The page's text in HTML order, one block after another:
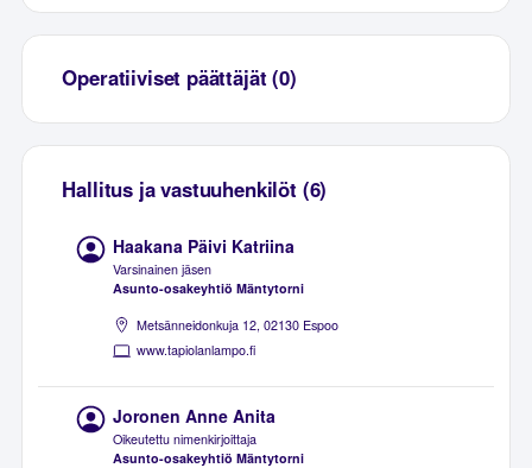
Operatiiviset päättäjät (0)
Hallitus ja vastuuhenkilöt (6)
Haakana Päivi Katriina
Varsinainen jäsen
Asunto-osakeyhtiö Mäntytorni
Metsänneidonkuja 12, 02130 Espoo
www.tapiolanlampo.fi
Joronen Anne Anita
Oikeutettu nimenkirjoittaja
Asunto-osakeyhtiö Mäntytorni